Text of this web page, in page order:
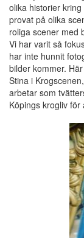
olika historier
provat på olika
roliga scener med
Vi har varit så
har inte hunnit
bilder kommer.
Stina i
arbetar som
Köpings krogliv